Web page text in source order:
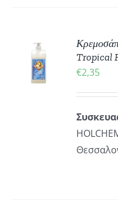
Tropical
€2,35